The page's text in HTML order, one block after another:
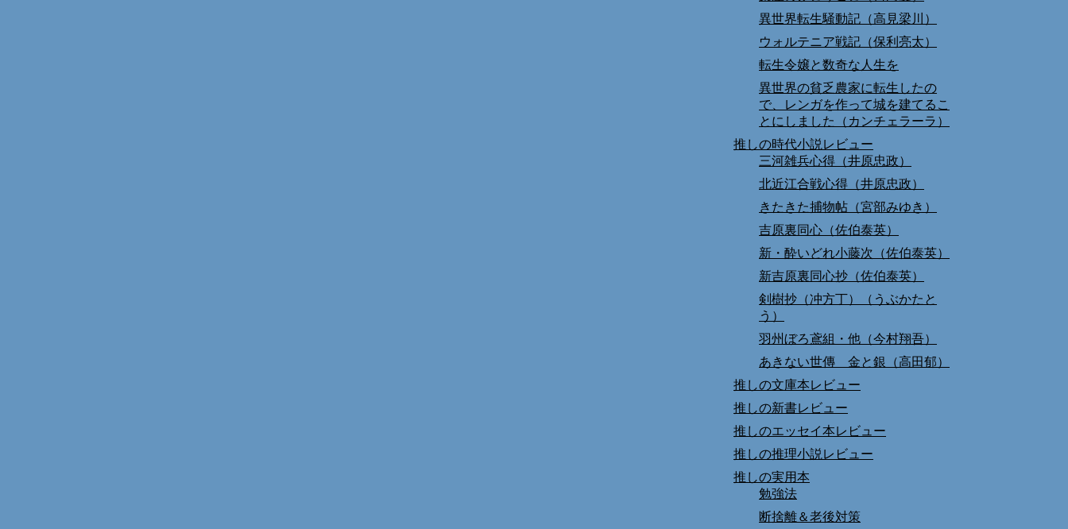
異世界転生騒動記（高見梁川）
ウォルテニア戦記（保利亮太）
転生令嬢と数奇な人生を
異世界の貧乏農家に転生したの
で、レンガを作って城を建てるこ
とにしました（カンチェラーラ）
推しの時代小説レビュー
三河雑兵心得（井原忠政）
北近江合戦心得（井原忠政）
きたきた捕物帖（宮部みゆき）
吉原裏同心（佐伯泰英）
新・酔いどれ小藤次（佐伯泰英）
新吉原裏同心抄（佐伯泰英）
剣樹抄（冲方丁）（うぶかたと
う）
羽州ぼろ鳶組・他（今村翔吾）
あきない世傳 金と銀（高田郁）
推しの文庫本レビュー
推しの新書レビュー
推しのエッセイ本レビュー
推しの推理小説レビュー
推しの実用本
勉強法
断捨離＆老後対策